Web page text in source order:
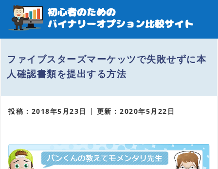
ファイブスターズマーケッツで失敗せずに本
人確認書類を提出する方法
投稿 : 2018年5月23日 更新 : 2020年5月22日